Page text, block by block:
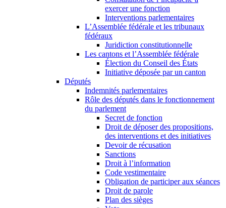
exercer une fonction
Interventions parlementaires
L’Assemblée fédérale et les tribunaux
fédéraux
Juridiction constitutionnelle
Les cantons et l’Assemblée fédérale
Élection du Conseil des États
Initiative déposée par un canton
Députés
Indemnités parlementaires
Rôle des députés dans le fonctionnement
du parlement
Secret de fonction
Droit de déposer des propositions,
des interventions et des initiatives
Devoir de récusation
Sanctions
Droit à l’information
Code vestimentaire
Obligation de participer aux séances
Droit de parole
Plan des sièges